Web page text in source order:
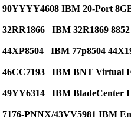
90YYYY4608 IBM 20-Port
32RR1866   IBM 32R1869
44XP8504   IBM 77p8504
46CC7193   IBM BNT Virtual
49YY6314   IBM BladeCenter